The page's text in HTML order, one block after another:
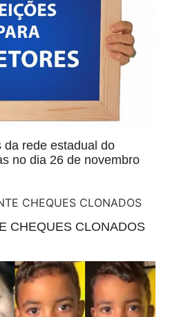
da rede estadual do
no dia 26 de novembro
CHEQUES CLONADOS